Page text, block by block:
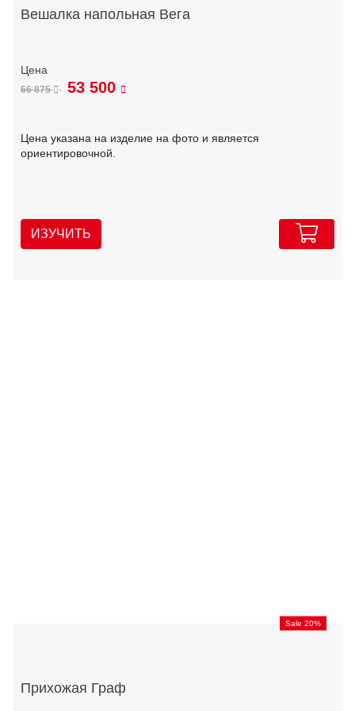
Вешалка напольная Вега
66 875 53 500
Цена указана на изделие на фото и является
ориентировочной.
ИЗУЧИТЬ
Sale 20%
Прихожая Граф